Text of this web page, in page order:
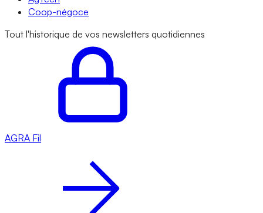
Coop-négoce
Tout l'historique de vos newsletters quotidiennes
AGRA Fil